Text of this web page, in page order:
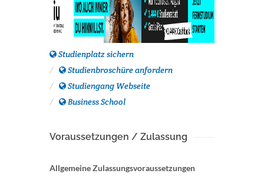
Studienplatz sichern
Studienbroschüre anfordern
Studiengang Webseite
Business School
Voraussetzungen / Zulassung
Allgemeine Zulassungsvoraussetzungen